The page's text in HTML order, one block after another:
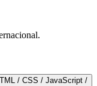
/ CSS / JavaScript /